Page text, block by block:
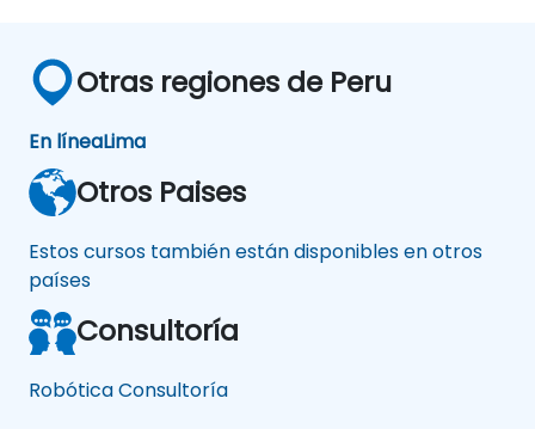
Otras regiones de Peru
En líneaLima
Otros Paises
Estos cursos también están disponibles en otros
países
Consultoría
Robótica Consultoría